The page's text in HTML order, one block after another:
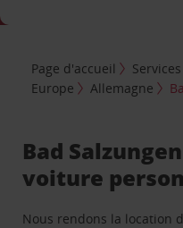
Page d'accueil
Europe
Allemagne
Bad
voiture
Nous rendons la location